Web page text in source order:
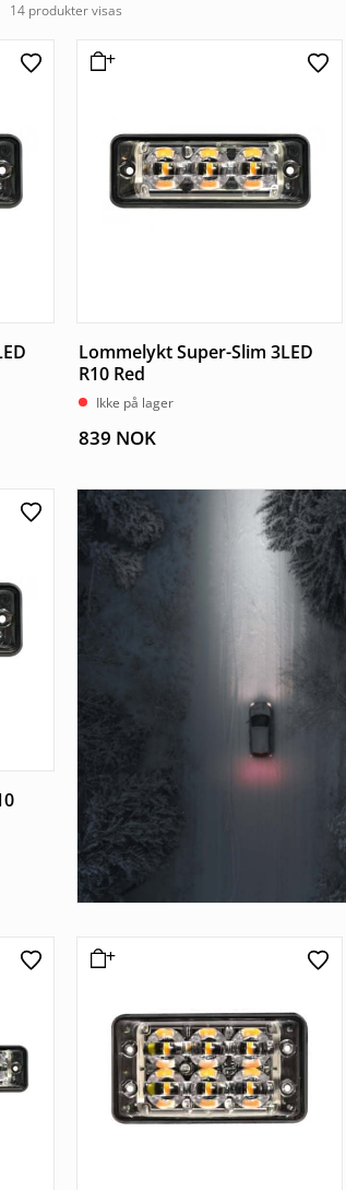
14 produkter visas
Lommelykt Super-Slim 3LED
R10 Red
Ikke på lager
839 NOK